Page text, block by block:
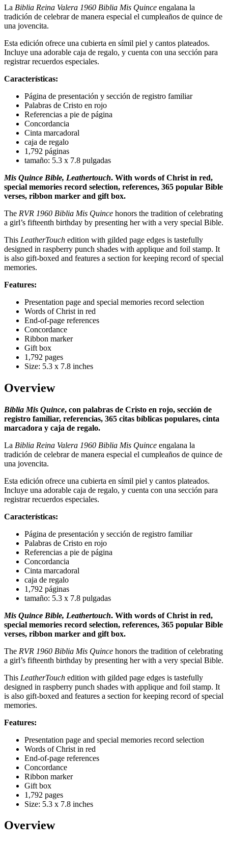
La Biblia Reina Valera 1960 Biblia Mis Quince engalana la
tradición de celebrar de manera especial el cumpleaños de quince de
una jovencita.
Esta edición ofrece una cubierta en símil piel y cantos plateados.
Incluye una adorable caja de regalo, y cuenta con una sección para
registrar recuerdos especiales.
Características:
Página de presentación y sección de registro familiar
Palabras de Cristo en rojo
Referencias a pie de página
Concordancia
Cinta marcadoral
caja de regalo
1,792 páginas
tamaño: 5.3 x 7.8 pulgadas
Mis Quince Bible, Leathertouch. With words of Christ in red,
special memories record selection, references, 365 popular Bible
verses, ribbon marker and gift box.
The RVR 1960 Biblia Mis Quince honors the tradition of celebrating
a girl’s fifteenth birthday by presenting her with a very special Bible.
This LeatherTouch edition with gilded page edges is tastefully
designed in raspberry punch shades with applique and foil stamp. It
is also gift-boxed and features a section for keeping record of special
memories.
Features:
Presentation page and special memories record selection
Words of Christ in red
End-of-page references
Concordance
Ribbon marker
Gift box
1,792 pages
Size: 5.3 x 7.8 inches
Overview
Biblia Mis Quince, con palabras de Cristo en rojo, sección de
registro familiar, referencias, 365 citas bíblicas populares, cinta
marcadora y caja de regalo.
La Biblia Reina Valera 1960 Biblia Mis Quince engalana la
tradición de celebrar de manera especial el cumpleaños de quince de
una jovencita.
Esta edición ofrece una cubierta en símil piel y cantos plateados.
Incluye una adorable caja de regalo, y cuenta con una sección para
registrar recuerdos especiales.
Características:
Página de presentación y sección de registro familiar
Palabras de Cristo en rojo
Referencias a pie de página
Concordancia
Cinta marcadoral
caja de regalo
1,792 páginas
tamaño: 5.3 x 7.8 pulgadas
Mis Quince Bible, Leathertouch. With words of Christ in red,
special memories record selection, references, 365 popular Bible
verses, ribbon marker and gift box.
The RVR 1960 Biblia Mis Quince honors the tradition of celebrating
a girl’s fifteenth birthday by presenting her with a very special Bible.
This LeatherTouch edition with gilded page edges is tastefully
designed in raspberry punch shades with applique and foil stamp. It
is also gift-boxed and features a section for keeping record of special
memories.
Features:
Presentation page and special memories record selection
Words of Christ in red
End-of-page references
Concordance
Ribbon marker
Gift box
1,792 pages
Size: 5.3 x 7.8 inches
Overview